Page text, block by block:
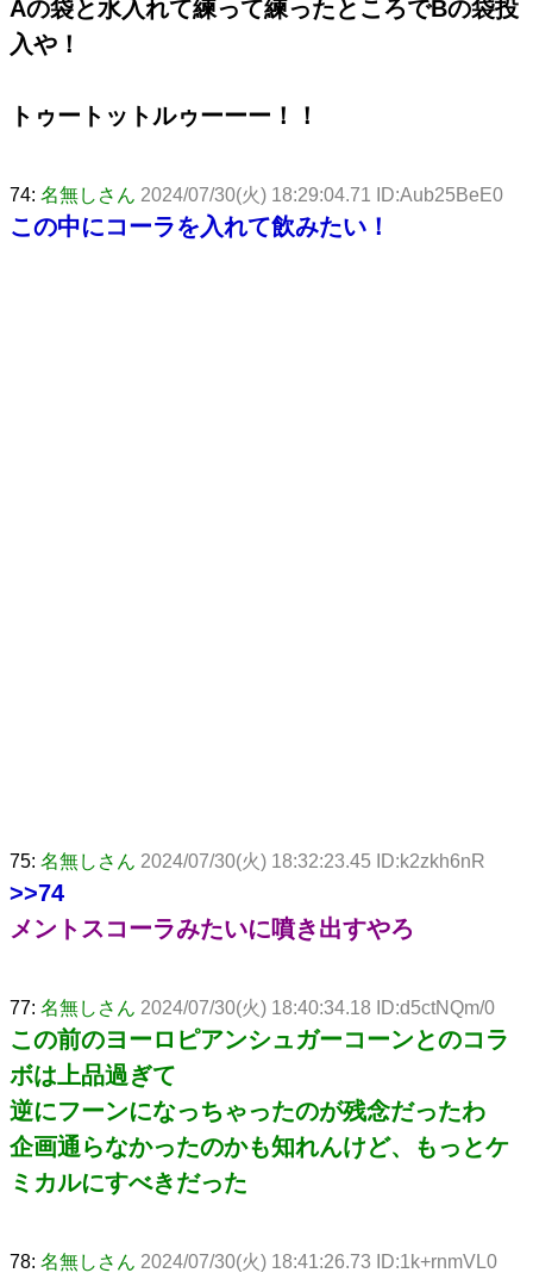
Aの袋と水入れて練って練ったところでBの袋投
入や！
トゥートットルゥーーー！！
74: 名無しさん 2024/07/30(火) 18:29:04.71 ID:Aub25BeE0
この中にコーラを入れて飲みたい！
75: 名無しさん 2024/07/30(火) 18:32:23.45 ID:k2zkh6nR
>>74
メントスコーラみたいに噴き出すやろ
77: 名無しさん 2024/07/30(火) 18:40:34.18 ID:d5ctNQm/0
この前のヨーロピアンシュガーコーンとのコラ
ボは上品過ぎて
逆にフーンになっちゃったのが残念だったわ
企画通らなかったのかも知れんけど、もっとケ
ミカルにすべきだった
78: 名無しさん 2024/07/30(火) 18:41:26.73 ID:1k+rnmVL0